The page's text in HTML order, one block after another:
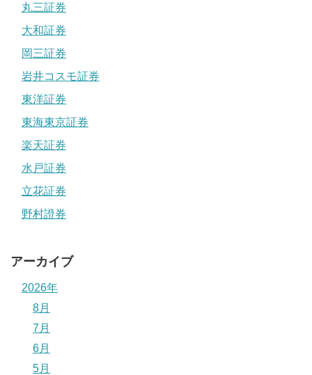
丸三証券
大和証券
岡三証券
岩井コスモ証券
東洋証券
東海東京証券
楽天証券
水戸証券
立花証券
野村證券
アーカイブ
2026年
8月
7月
6月
5月